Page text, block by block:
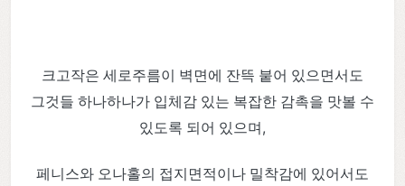
크고작은 세로주름이 벽면에 잔뜩 붙어 있으면서도
그것들 하나하나가 입체감 있는 복잡한 감촉을 맛볼 수
있도록 되어 있으며,
페니스와 오나홀의 접지면적이나 밀착감에 있어서도